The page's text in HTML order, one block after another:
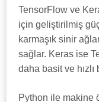
TensorFlow ve
için geliştirilmiş
karmaşık sinir
sağlar. Keras ise
daha basit ve
Python ile makine